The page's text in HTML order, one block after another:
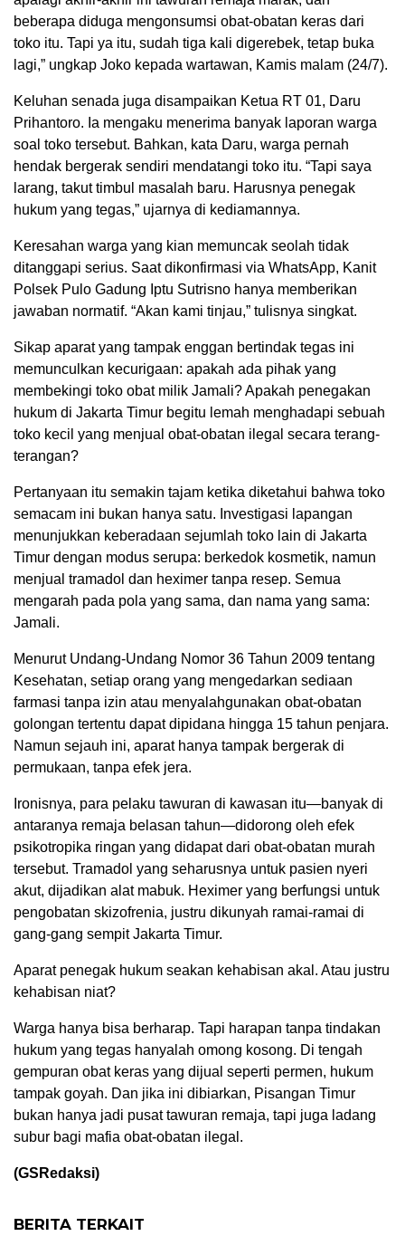
beberapa diduga mengonsumsi obat-obatan keras dari
toko itu. Tapi ya itu, sudah tiga kali digerebek, tetap buka
lagi,” ungkap Joko kepada wartawan, Kamis malam (24/7).
Keluhan senada juga disampaikan Ketua RT 01, Daru
Prihantoro. Ia mengaku menerima banyak laporan warga
soal toko tersebut. Bahkan, kata Daru, warga pernah
hendak bergerak sendiri mendatangi toko itu. “Tapi saya
larang, takut timbul masalah baru. Harusnya penegak
hukum yang tegas,” ujarnya di kediamannya.
Keresahan warga yang kian memuncak seolah tidak
ditanggapi serius. Saat dikonfirmasi via WhatsApp, Kanit
Polsek Pulo Gadung Iptu Sutrisno hanya memberikan
jawaban normatif. “Akan kami tinjau,” tulisnya singkat.
Sikap aparat yang tampak enggan bertindak tegas ini
memunculkan kecurigaan: apakah ada pihak yang
membekingi toko obat milik Jamali? Apakah penegakan
hukum di Jakarta Timur begitu lemah menghadapi sebuah
toko kecil yang menjual obat-obatan ilegal secara terang-
terangan?
Pertanyaan itu semakin tajam ketika diketahui bahwa toko
semacam ini bukan hanya satu. Investigasi lapangan
menunjukkan keberadaan sejumlah toko lain di Jakarta
Timur dengan modus serupa: berkedok kosmetik, namun
menjual tramadol dan heximer tanpa resep. Semua
mengarah pada pola yang sama, dan nama yang sama:
Jamali.
Menurut Undang-Undang Nomor 36 Tahun 2009 tentang
Kesehatan, setiap orang yang mengedarkan sediaan
farmasi tanpa izin atau menyalahgunakan obat-obatan
golongan tertentu dapat dipidana hingga 15 tahun penjara.
Namun sejauh ini, aparat hanya tampak bergerak di
permukaan, tanpa efek jera.
Ironisnya, para pelaku tawuran di kawasan itu—banyak di
antaranya remaja belasan tahun—didorong oleh efek
psikotropika ringan yang didapat dari obat-obatan murah
tersebut. Tramadol yang seharusnya untuk pasien nyeri
akut, dijadikan alat mabuk. Heximer yang berfungsi untuk
pengobatan skizofrenia, justru dikunyah ramai-ramai di
gang-gang sempit Jakarta Timur.
Aparat penegak hukum seakan kehabisan akal. Atau justru
kehabisan niat?
Warga hanya bisa berharap. Tapi harapan tanpa tindakan
hukum yang tegas hanyalah omong kosong. Di tengah
gempuran obat keras yang dijual seperti permen, hukum
tampak goyah. Dan jika ini dibiarkan, Pisangan Timur
bukan hanya jadi pusat tawuran remaja, tapi juga ladang
subur bagi mafia obat-obatan ilegal.
(GSRedaksi)
BERITA TERKAIT